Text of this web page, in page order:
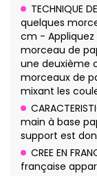
TECHNIQUE
quelques
cm - Appliquez
morceau de
une deuxième
morceaux de
mixant les
main à base
support est
CREE EN
française